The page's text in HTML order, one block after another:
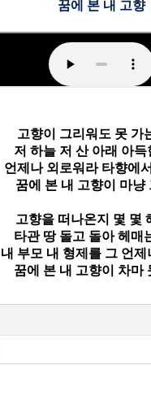
꿈에 본 내 고향
고향이 그리워도 못 가
저 하늘 저 산 아래 아득
언제나 외로워라 타향에
꿈에 본 내 고향이 마냥
고향을 떠나온지 몇 몇
타관 땅 돌고 돌아 헤매
내 부모 내 형제를 그 언제
꿈에 본 내 고향이 차마
people.